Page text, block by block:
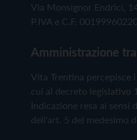
Via Monsignor Endrici,
P.IVA e C.F.
Amministrazione
Vita Trentina
cui al decreto legislativo
Indicazione resa ai sensi
dell'art. 5 del medesimo